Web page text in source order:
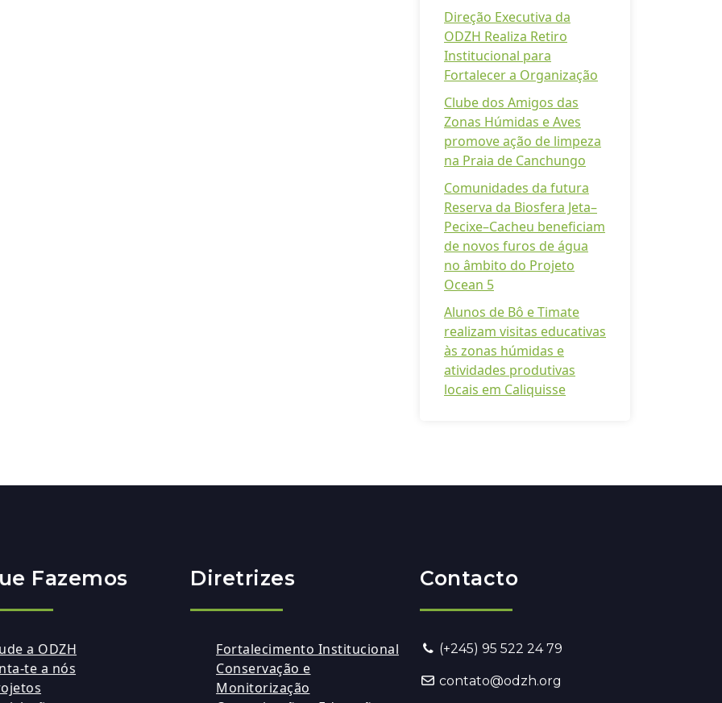
Direção Executiva da
ODZH Realiza Retiro
Institucional para
Fortalecer a Organização
Clube dos Amigos das
Zonas Húmidas e Aves
promove ação de limpeza
na Praia de Canchungo
Comunidades da futura
Reserva da Biosfera Jeta–
Pecixe–Cacheu beneficiam
de novos furos de água
no âmbito do Projeto
Ocean 5
Alunos de Bô e Timate
realizam visitas educativas
às zonas húmidas e
atividades produtivas
locais em Caliquisse
Fazemos
a ODZH
te a nós
Diretrizes
Fortalecimento Institucional
Conservação e
Monitorização
Contacto
(+245) 95 522 24 79
contato@odzh.org